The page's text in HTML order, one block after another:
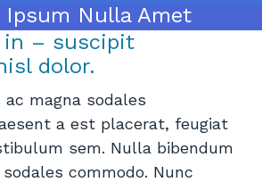
Ipsum Nulla Amet
Vous êtes ici :
in – suscipit
dolor.
magna sodales
a est placerat, feugiat
sem. Nulla bibendum
commodo. Nunc